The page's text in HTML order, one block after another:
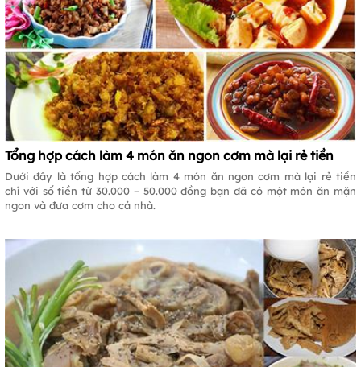
Tổng hợp cách làm 4 món ăn ngon cơm mà lại rẻ tiền
Dưới đây là tổng hợp cách làm 4 món ăn ngon cơm mà lại rẻ tiền
chỉ với số tiền từ 30.000 – 50.000 đồng bạn đã có một món ăn mặn
ngon và đưa cơm cho cả nhà.